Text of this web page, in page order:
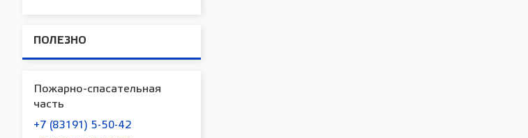
ПОЛЕЗНО
Пожарно-спасательная
часть
+7 (83191) 5-50-42